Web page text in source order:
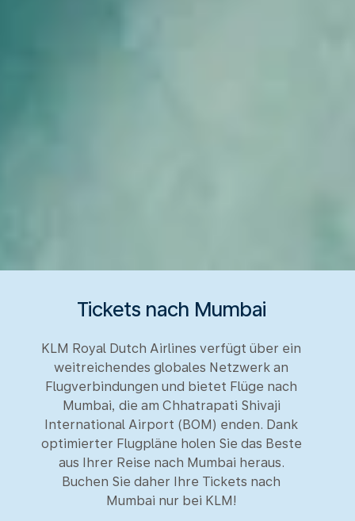
Tickets nach Mumbai
KLM Royal Dutch Airlines verfügt über ein
weitreichendes globales Netzwerk an
Flugverbindungen und bietet Flüge nach
Mumbai, die am Chhatrapati Shivaji
International Airport (BOM) enden. Dank
optimierter Flugpläne holen Sie das Beste
aus Ihrer Reise nach Mumbai heraus.
Buchen Sie daher Ihre Tickets nach
Mumbai nur bei KLM!